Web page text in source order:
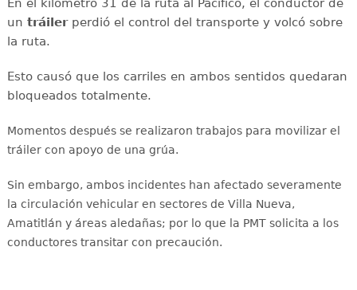
En el kilómetro 31 de la ruta al Pacífico, el conductor de
un tráilerperdió el control del transporte y volcó sobre
la ruta.
Esto causó que los carriles en ambos sentidos quedaran
bloqueados totalmente.
Momentos después se realizaron trabajos para movilizar el
tráiler con apoyo de una grúa.
Sin embargo, ambos incidentes han afectado severamente
la circulación vehicular en sectores de Villa Nueva,
Amatitlán y áreas aledañas; por lo que la PMT solicita a los
conductores transitar con precaución.